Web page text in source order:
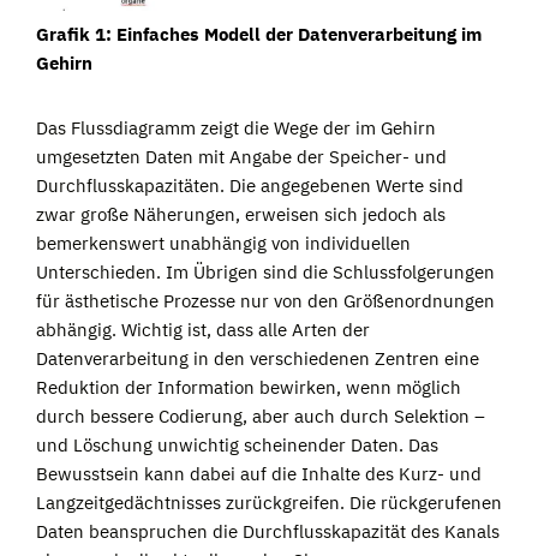
Grafik 1: Einfaches Modell der Datenverarbeitung im
Gehirn
Das Flussdiagramm zeigt die Wege der im Gehirn
umgesetzten Daten mit Angabe der Speicher- und
Durchflusskapazitäten. Die angegebenen Werte sind
zwar große Näherungen, erweisen sich jedoch als
bemerkenswert unabhängig von individuellen
Unterschieden. Im Übrigen sind die Schlussfolgerungen
für ästhetische Prozesse nur von den Größenordnungen
abhängig. Wichtig ist, dass alle Arten der
Datenverarbeitung in den verschiedenen Zentren eine
Reduktion der Information bewirken, wenn möglich
durch bessere Codierung, aber auch durch Selektion –
und Löschung unwichtig scheinender Daten. Das
Bewusstsein kann dabei auf die Inhalte des Kurz- und
Langzeitgedächtnisses zurückgreifen. Die rückgerufenen
Daten beanspruchen die Durchflusskapazität des Kanals